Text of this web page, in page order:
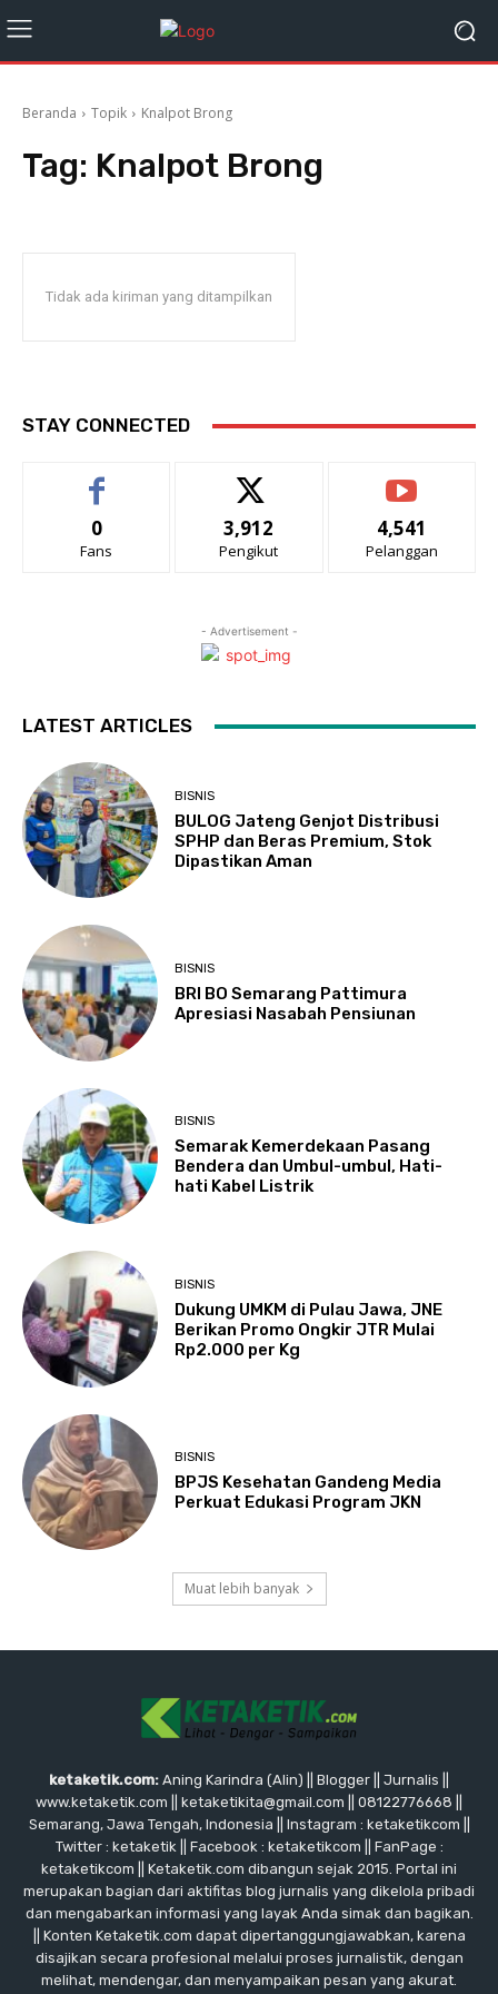
Beranda Topik Knalpot Brong
Tag: Knalpot Brong
Tidak ada kiriman yang ditampilkan
STAY CONNECTED
0
Fans
3,912
Pengikut
4,541
Pelanggan
- Advertisement -
LATEST ARTICLES
BISNIS
BULOG Jateng Genjot Distribusi
SPHP dan Beras Premium, Stok
Dipastikan Aman
BISNIS
BRI BO Semarang Pattimura
Apresiasi Nasabah Pensiunan
BISNIS
Semarak Kemerdekaan Pasang
Bendera dan Umbul-umbul, Hati-
hati Kabel Listrik
BISNIS
Dukung UMKM di Pulau Jawa, JNE
Berikan Promo Ongkir JTR Mulai
Rp2.000 per Kg
BISNIS
BPJS Kesehatan Gandeng Media
Perkuat Edukasi Program JKN
Muat lebih banyak
ketaketik.com: Aning Karindra (Alin) || Blogger || Jurnalis ||
www.ketaketik.com || ketaketikita@gmail.com || 08122776668 ||
Semarang, Jawa Tengah, Indonesia || Instagram : ketaketikcom ||
Twitter : ketaketik || Facebook : ketaketikcom || FanPage :
ketaketikcom || Ketaketik.com dibangun sejak 2015. Portal ini
merupakan bagian dari aktifitas blog jurnalis yang dikelola pribadi
dan mengabarkan informasi yang layak Anda simak dan bagikan.
|| Konten Ketaketik.com dapat dipertanggungjawabkan, karena
disajikan secara profesional melalui proses jurnalistik, dengan
melihat, mendengar, dan menyampaikan pesan yang akurat.